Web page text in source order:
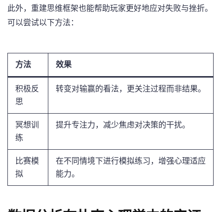
此外，重建思维框架也能帮助玩家更好地应对失败与挫折。
可以尝试以下方法：
方法 效果
积极反
思
转变对输赢的看法，更关注过程而非结果。
冥想训
练
提升专注力，减少焦虑对决策的干扰。
比赛模
拟
在不同情境下进行模拟练习，增强心理适应
能力。